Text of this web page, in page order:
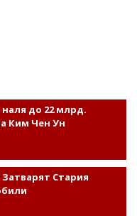
до 22 млрд.
Ким Чен Ун
Затварят Стария